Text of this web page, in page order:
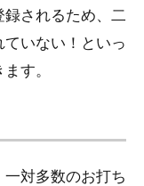
録されるため、二
いない！といっ
す。
対多数のお打ち